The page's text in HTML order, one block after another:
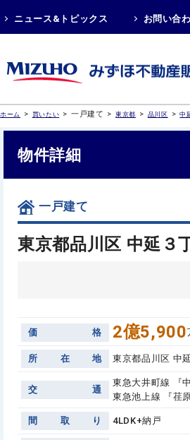
ニュース&トピックス お問い合
ホーム > 買いたい > 一戸建て > 東京都 > 品川区 > 中
物件詳細
一戸建て
東京都品川区 中延３
価 格 2億5,900
所 在 地 東京都品川区 中
交 通
東急大井町線 『
東急池上線 『荏
間 取 り 4LDK+納戸